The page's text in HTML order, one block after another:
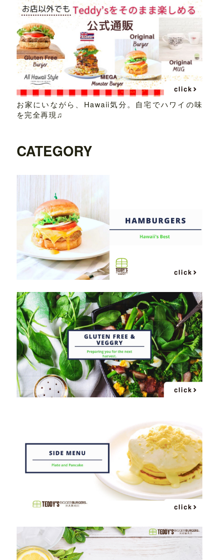
お家にいながら、Hawaii気分。自宅でハワイの味
を完全再現♫
CATEGORY